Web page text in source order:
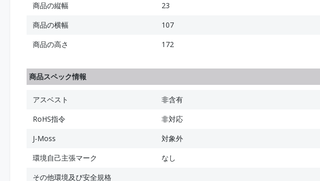
商品の縦幅
23
商品の横幅
107
商品の高さ
172
商品スペック情報
アスベスト
非含有
RoHS指令
非対応
J-Moss
対象外
環境自己主張マーク
なし
その他環境及び安全規格